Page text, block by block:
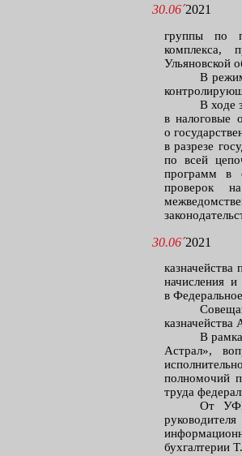
30.06´2021
группы по
комплекса,
Ульяновской
В
В ходе
в налоговые
о
в разрезе
по всей
программ в
проверок
30.06´2021
начисления
в
В
Астрал»,
полномочий
труда
От УФК
бухгалтерии